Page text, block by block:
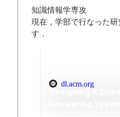
知識情報学専攻
現在，学部で行なった
す．
dl.acm.org